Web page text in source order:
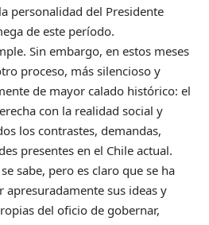
personalidad del Presidente
de este período.
Sin embargo, en estos meses
proceso, más silencioso y
de mayor calado histórico: el
con la realidad social y
los contrastes, demandas,
presentes en el Chile actual.
sabe, pero es claro que se ha
sus ideas y
del oficio de gobernar,